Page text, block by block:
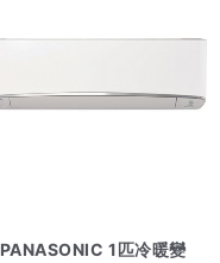
PANASONIC 1匹冷暖變